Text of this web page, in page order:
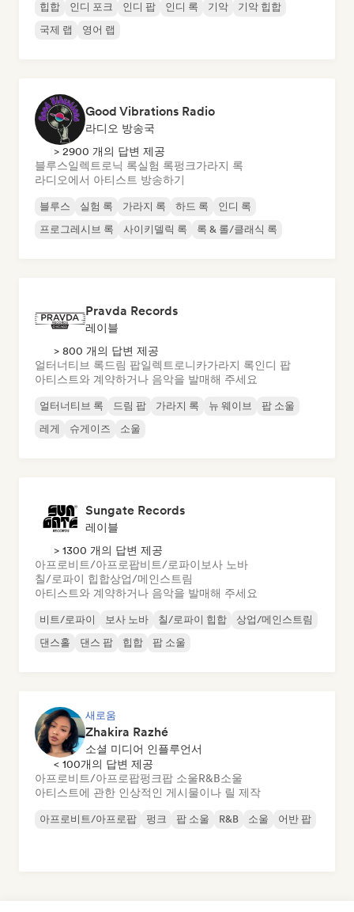
힙합 인디 포크 인디 팝 인디 록 기악
기악 힙합
국제 랩
영어 랩
Good Vibrations Radio
라디오 방송국
> 2900 개의 답변 제공
블루스일렉트로닉 록실험 록펑크가라지 록
라디오에서 아티스트 방송하기
블루스 실험 록 가라지 록 하드 록
인디 록
프로그레시브 록
사이키델릭 록 록 & 롤/클래식 록
Pravda Records
레이블
> 800 개의 답변 제공
얼터너티브 록드림 팝일렉트로니카가라지 록인디 팝
아티스트와 계약하거나 음악을 발매해 주세요
얼터너티브 록 드림 팝 가라지 록 뉴 웨이브
팝 소울
레게
슈게이즈 소울
Sungate Records
레이블
> 1300 개의 답변 제공
아프로비트/아프로팝비트/로파이 보사 노바
칠/로파이 힙합상업/메인스트림
아티스트와 계약하거나 음악을 발매해 주세요
비트/로파이 보사 노바 칠/로파이 힙합
상업/메인스트림
댄스홀
댄스 팝 힙합 팝 소울
새로움
Zhakira Razhé
소셜 미디어 인플루언서
< 100개의 답변 제공
아프로비트/아프로팝펑크팝 소울R&B소울
아티스트에 관한 인상적인 게시물이나 릴 제작
아프로비트/아프로팝 펑크 팝 소울 R&B 소울 어반 팝